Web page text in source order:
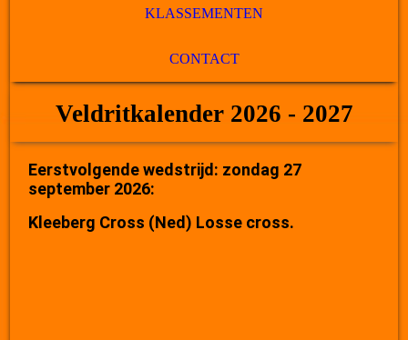
KLASSEMENTEN
CONTACT
Veldritkalender 2026 - 2027
Eerstvolgende wedstrijd: zondag 27
september 2026:
Kleeberg Cross (Ned) Losse cross.